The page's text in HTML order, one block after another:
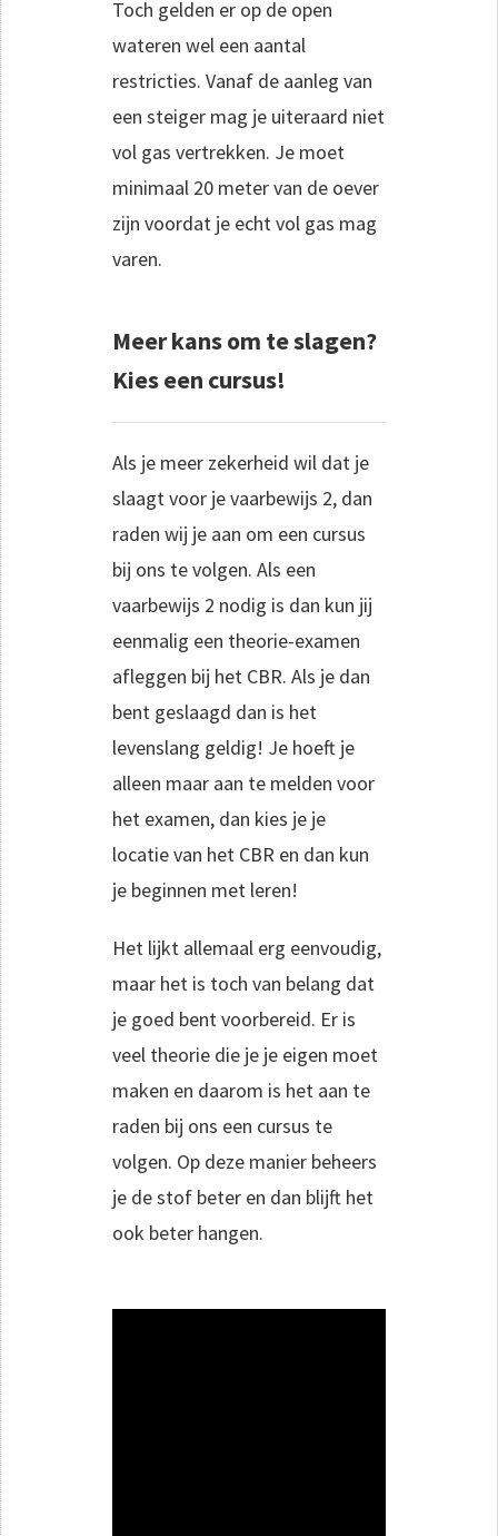
Toch gelden er op de open
wateren wel een aantal
restricties. Vanaf de aanleg van
een steiger mag je uiteraard niet
vol gas vertrekken. Je moet
minimaal 20 meter van de oever
zijn voordat je echt vol gas mag
varen.
Meer kans om te slagen?
Kies een cursus!
Als je meer zekerheid wil dat je
slaagt voor je vaarbewijs 2, dan
raden wij je aan om een cursus
bij ons te volgen. Als een
vaarbewijs 2 nodig is dan kun jij
eenmalig een theorie-examen
afleggen bij het CBR. Als je dan
bent geslaagd dan is het
levenslang geldig! Je hoeft je
alleen maar aan te melden voor
het examen, dan kies je je
locatie van het CBR en dan kun
je beginnen met leren!
Het lijkt allemaal erg eenvoudig,
maar het is toch van belang dat
je goed bent voorbereid. Er is
veel theorie die je je eigen moet
maken en daarom is het aan te
raden bij ons een cursus te
volgen. Op deze manier beheers
je de stof beter en dan blijft het
ook beter hangen.